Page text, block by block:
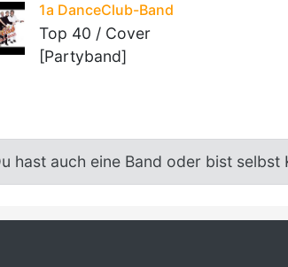
1a DanceClub-Band
Top 40 / Cover
[Partyband]
hast auch eine Band oder bist selbst